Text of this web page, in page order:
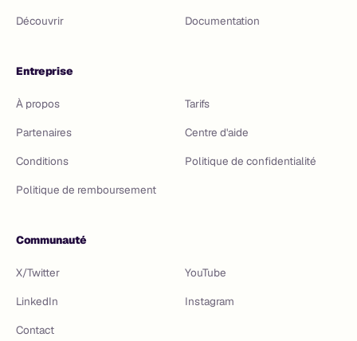
Découvrir
Documentation
Entreprise
À propos
Tarifs
Partenaires
Centre d'aide
Conditions
Politique de confidentialité
Politique de remboursement
Communauté
X/Twitter
YouTube
LinkedIn
Instagram
Contact